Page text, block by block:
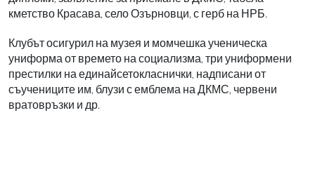
кметство Красава, село Озърновци, с герб на НРБ.
Клубът осигурил на музея и момчешка ученическа
униформа от времето на социализма, три униформени
престилки на единайсетокласнички, надписани от
съучениците им, блузи с емблема на ДКМС, червени
вратовръзки и др.